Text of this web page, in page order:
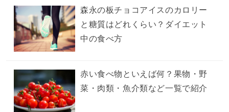
森永の板チョコアイスのカロリー
と糖質はどれくらい？ダイエット
中の食べ方
赤い食べ物といえば何？果物・野
菜・肉類・魚介類など一覧で紹介